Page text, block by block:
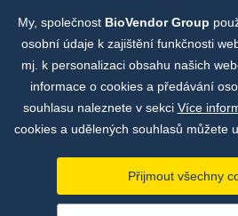
Společné projekty
My, společnost BioVendor Group
osobní údaje k zajištění funkčnosti
mj. k personalizaci obsahu našich
informace o cookies a předávání
souhlasu naleznete v sekci Více
cookies a udělených souhlasů můžete
Přijmout všechny